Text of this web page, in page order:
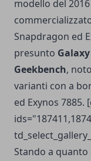
modello del
Snapdragon ed
presunto Galaxy
Geekbench,
varianti con a
ed Exynos 7885.
Stando a